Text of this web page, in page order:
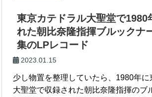
東京カテドラル大聖堂で1980
れた朝比奈隆指揮ブルックナ
集のLPレコード
2023.01.15
少し物置を整理していたら、1980年
大聖堂で収録された朝比奈隆指揮のブ